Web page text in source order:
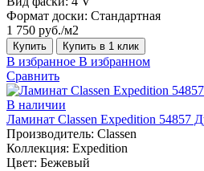
Формат доски: Стандартная
1 750 руб./м2
Купить Купить в 1 клик
В избранное В избранном
Сравнить
В наличии
Ламинат Classen Expedition 54857
Производитель: Classen
Коллекция: Expedition
Цвет: Бежевый